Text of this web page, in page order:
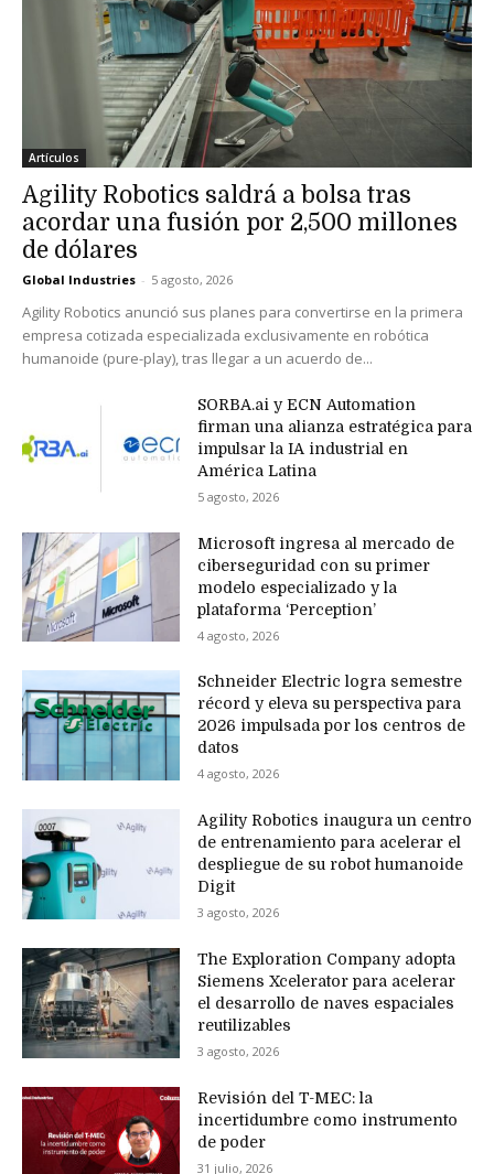
Artículos
Agility Robotics saldrá a bolsa tras
acordar una fusión por 2,500 millones
de dólares
Global Industries - 5 agosto, 2026
Agility Robotics anunció sus planes para convertirse en la primera
empresa cotizada especializada exclusivamente en robótica
humanoide (pure-play), tras llegar a un acuerdo de...
SORBA.ai y ECN Automation
firman una alianza estratégica para
impulsar la IA industrial en
América Latina
5 agosto, 2026
Microsoft ingresa al mercado de
ciberseguridad con su primer
modelo especializado y la
plataforma ‘Perception’
4 agosto, 2026
Schneider Electric logra semestre
récord y eleva su perspectiva para
2026 impulsada por los centros de
datos
4 agosto, 2026
Agility Robotics inaugura un centro
de entrenamiento para acelerar el
despliegue de su robot humanoide
Digit
3 agosto, 2026
The Exploration Company adopta
Siemens Xcelerator para acelerar
el desarrollo de naves espaciales
reutilizables
3 agosto, 2026
Revisión del T-MEC: la
incertidumbre como instrumento
de poder
31 julio, 2026